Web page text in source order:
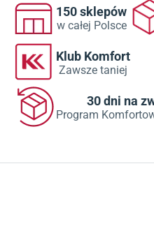
150 sklepów
w całej Polsce
Klub Komfort
Zawsze taniej
30 dni na
Program